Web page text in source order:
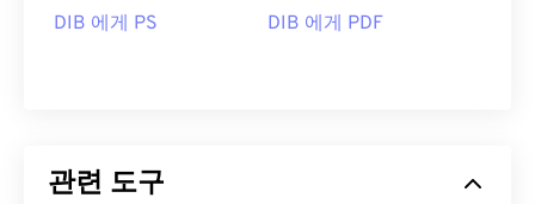
DIB 에게 PS DIB 에게 PDF
관련 도구